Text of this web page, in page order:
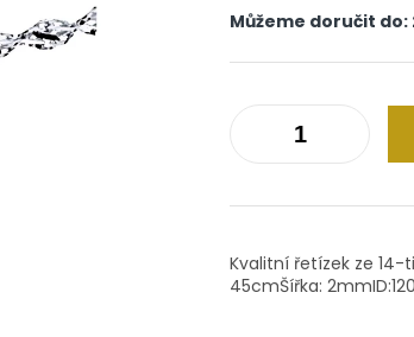
cena:
Můžeme doručit do:
Kvalitní řetízek ze 14-
45cmŠířka: